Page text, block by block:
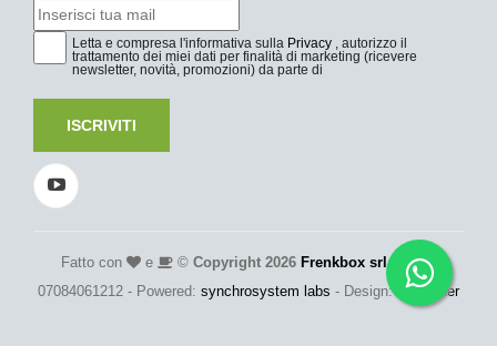
Letta e compresa l'informativa sulla Privacy , autorizzo il
trattamento dei miei dati per finalità di marketing (ricevere
newsletter, novità, promozioni) da parte di
ISCRIVITI
Fatto con e © Copyright 2026 Frenkbox srl- P.Iva:
07084061212 - Powered: synchrosystem labs - Design: adesigner